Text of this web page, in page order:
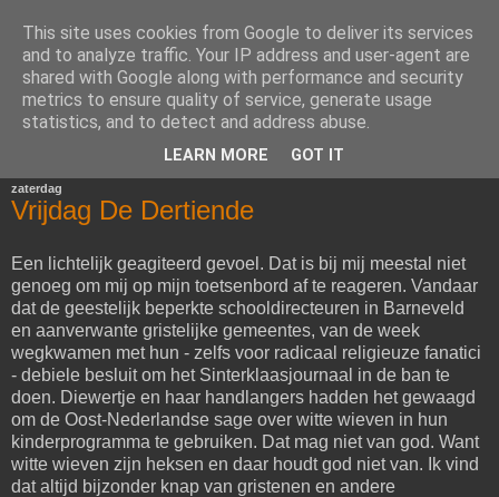
Het Woord van Henk
Voor diegenen die van mijn mening en schrijfsels gediend
zaterdag
Vrijdag De Dertiende
Een lichtelijk geagiteerd gevoel. Dat is bij mij meestal niet
genoeg om mij op mijn toetsenbord af te reageren. Vandaar
dat de geestelijk beperkte schooldirecteuren in Barneveld
en aanverwante gristelijke gemeentes, van de week
wegkwamen met hun - zelfs voor radicaal religieuze fanatici
- debiele besluit om het Sinterklaasjournaal in de ban te
doen. Diewertje en haar handlangers hadden het gewaagd
om de Oost-Nederlandse sage over witte wieven in hun
kinderprogramma te gebruiken. Dat mag niet van god. Want
witte wieven zijn heksen en daar houdt god niet van. Ik vind
dat altijd bijzonder knap van gristenen en andere
This site uses cookies from Google to deliver its services
and to analyze traffic. Your IP address and user-agent are
shared with Google along with performance and security
metrics to ensure quality of service, generate usage
statistics, and to detect and address abuse.
LEARN MORE GOT IT